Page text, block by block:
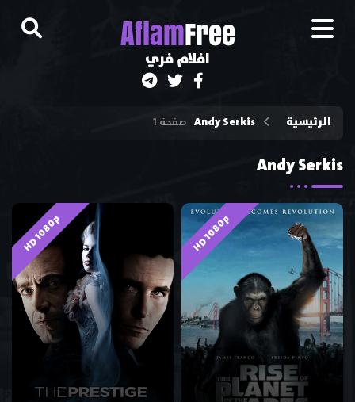
AflamFree
افلام فري
الرئيسية Andy Serkis صفحة 1
Andy Serkis
HD 1080p
HD 1080p